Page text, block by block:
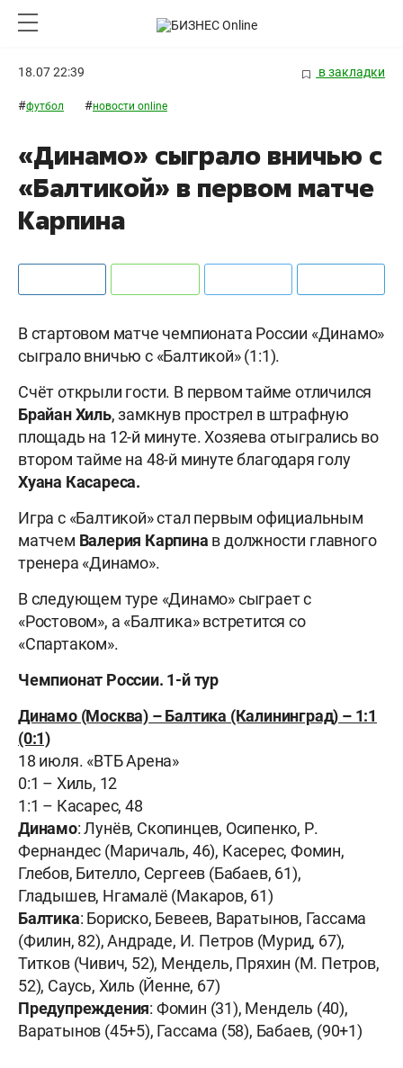
18.07 22:39 в закладки
#футбол #новости online
«Динамо» сыграло вничью с
«Балтикой» в первом матче
Карпина
В стартовом матче чемпионата России «Динамо»
сыграло вничью с «Балтикой» (1:1).
Счёт открыли гости. В первом тайме отличился
Брайан Хиль, замкнув прострел в штрафную
площадь на 12-й минуте. Хозяева отыгрались во
втором тайме на 48-й минуте благодаря голу
Хуана Касареса.
Игра с «Балтикой» стал первым официальным
матчем Валерия Карпина в должности главного
тренера «Динамо».
В следующем туре «Динамо» сыграет с
«Ростовом», а «Балтика» встретится со
«Спартаком».
Чемпионат России. 1-й тур
Динамо (Москва) – Балтика (Калининград) – 1:1
(0:1)
18 июля. «ВТБ Арена»
0:1 – Хиль, 12
1:1 – Касарес, 48
Динамо: Лунёв, Скопинцев, Осипенко, Р.
Фернандес (Маричаль, 46), Касерес, Фомин,
Глебов, Бителло, Сергеев (Бабаев, 61),
Гладышев, Нгамалё (Макаров, 61)
Балтика: Бориско, Бевеев, Варатынов, Гассама
(Филин, 82), Андраде, И. Петров (Мурид, 67),
Титков (Чивич, 52), Мендель, Пряхин (М. Петров,
52), Саусь, Хиль (Йенне, 67)
Предупреждения: Фомин (31), Мендель (40),
Варатынов (45+5), Гассама (58), Бабаев, (90+1)